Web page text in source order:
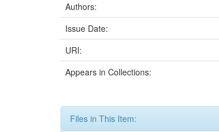
Authors:
Issue Date:
URI:
Appears in Collections:
Files in This Item: